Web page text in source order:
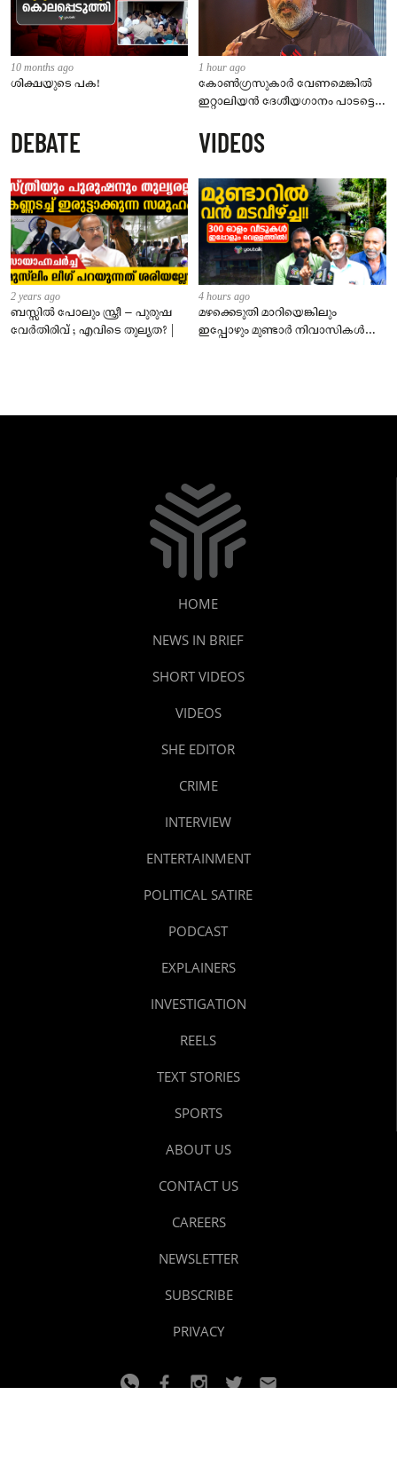
10 months ago
ശിക്ഷയുടെ പക!
1 hour ago
കോൺഗ്രസുകാർ വേണമെങ്കിൽ
ഇറ്റാലിയൻ ദേശീയഗാനം പാടട്ടെ;
ചന്ദ്രശേഖർ
DEBATE
2 years ago
ബസ്സിൽ പോലും സ്ത്രീ – പുരുഷ
വേർതിരിവ് ; എവിടെ തുല്യത? |
VIDEOS
4 hours ago
മഴക്കെടുതി മാറിയെങ്കിലും
ഇപ്പോഴും മുണ്ടാർ നിവാസികൾ
HOME
NEWS IN BRIEF
SHORT VIDEOS
VIDEOS
SHE EDITOR
CRIME
INTERVIEW
ENTERTAINMENT
POLITICAL SATIRE
PODCAST
EXPLAINERS
INVESTIGATION
REELS
TEXT STORIES
SPORTS
ABOUT US
CONTACT US
CAREERS
NEWSLETTER
SUBSCRIBE
PRIVACY